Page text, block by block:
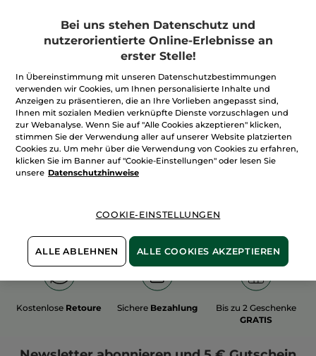
100%unserer Aktivstoffe
sindpflanzlich
Wir bewirtschaften
unsere Felder
biologisch
Mehr entdecken
Kostenlose Retoure Sichere Bezahlung
Bis zu 2 Geschenke
GRATIS
Bei uns stehen Datenschutz und
nutzerorientierte Online-Erlebnisse an
erster Stelle!
In Übereinstimmung mit unseren Datenschutzbestimmungen
verwenden wir Cookies, um Ihnen personalisierte Inhalte und
Anzeigen zu präsentieren, die an Ihre Vorlieben angepasst sind,
Ihnen mit sozialen Medien verknüpfte Dienste vorzuschlagen und
zur Webanalyse. Wenn Sie auf "Alle Cookies akzeptieren" klicken,
stimmen Sie der Verwendung aller auf unserer Website platzierten
Cookies zu. Um mehr über die Verwendung von Cookies zu erfahren,
klicken Sie im Banner auf "Cookie-Einstellungen" oder lesen Sie
unsere Datenschutzhinweise
COOKIE-EINSTELLUNGEN
ALLE ABLEHNEN ALLE COOKIES AKZEPTIEREN